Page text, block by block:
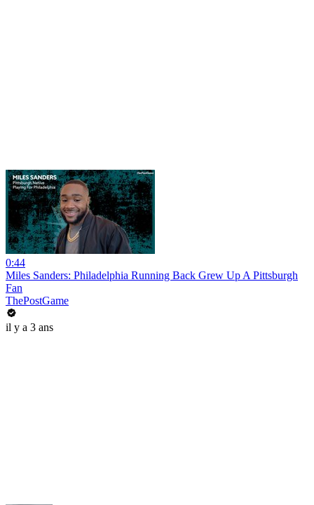
0:44
Miles Sanders: Philadelphia Running Back Grew Up A Pittsburgh
Fan
ThePostGame
il y a 3 ans